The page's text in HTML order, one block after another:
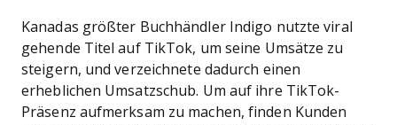
Kanadas größter Buchhändler Indigo nutzte viral
gehende Titel auf TikTok, um seine Umsätze zu
steigern, und verzeichnete dadurch einen
erheblichen Umsatzschub. Um auf ihre TikTok-
Präsenz aufmerksam zu machen, finden Kunden